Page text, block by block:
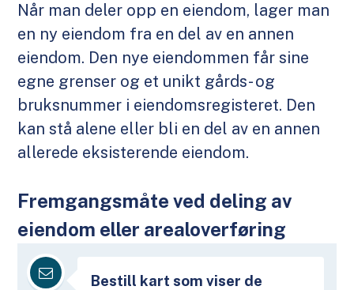
Når man deler opp en eiendom, lager man
en ny eiendom fra en del av en annen
eiendom. Den nye eiendommen får sine
egne grenser og et unikt gårds- og
bruksnummer i eiendomsregisteret. Den
kan stå alene eller bli en del av en annen
allerede eksisterende eiendom.
Fremgangsmåte ved deling av
eiendom eller arealoverføring
Bestill kart som viser de